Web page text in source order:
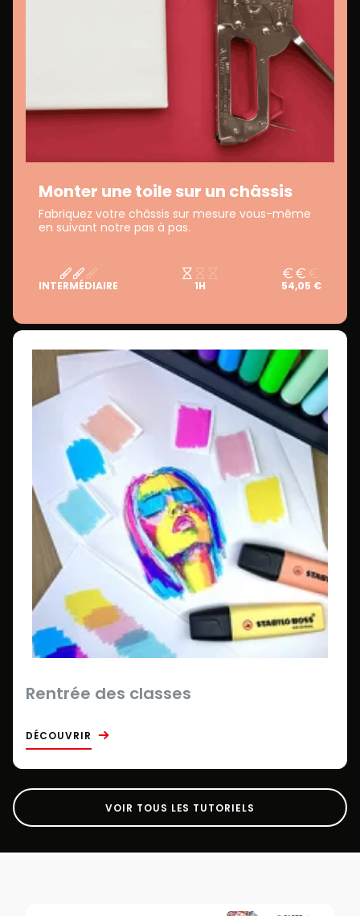
Monter une toile sur un châssis
Fabriquez votre châssis sur mesure vous-même
en suivant notre pas à pas.
INTERMÉDIAIRE 1H 54,05 €
Rentrée des classes
DÉCOUVRIR
VOIR TOUS LES TUTORIELS